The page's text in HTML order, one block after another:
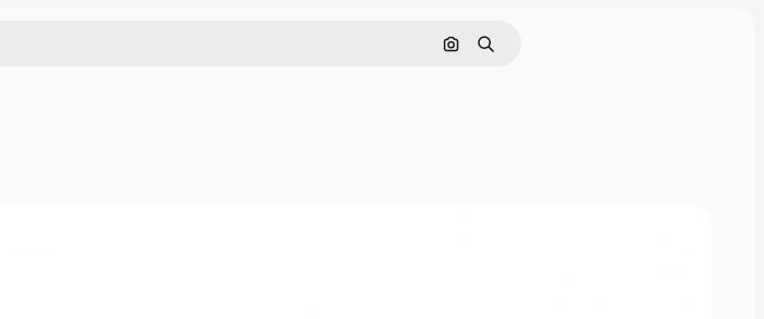
Cerca per immagine
Ricerca